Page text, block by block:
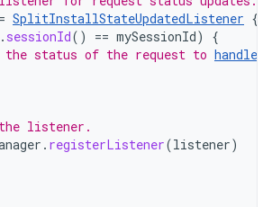
= SplitInstallStateUpdatedListener {
. sessionId() == mySessionId)
{
the status of the request to handle
listener.
. registerListener(listener)